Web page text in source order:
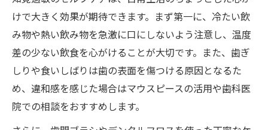
けで大きく効果が期待できます。まず第一に、冷たい飲
み物や熱い飲み物を急激に口にしないよう注意し、温度
差の少ない飲食を心がけることが大切です。また、歯ぎ
しりや食いしばりは歯の表面を傷つける原因となるた
め、違和感を感じた場合はマウスピースの活用や歯科医
院での相談をおすすめします。